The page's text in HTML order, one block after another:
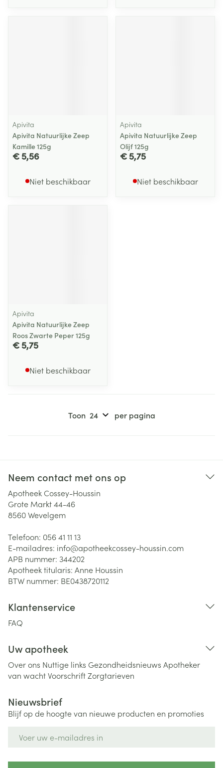
Apivita
Apivita Natuurlijke Zeep
Kamille 125g
€ 5,56
Niet beschikbaar
Apivita
Apivita Natuurlijke Zeep
Olijf 125g
€ 5,75
Niet beschikbaar
Apivita
Apivita Natuurlijke Zeep
Roos Zwarte Peper 125g
€ 5,75
Niet beschikbaar
Toon per pagina
Neem contact met ons op
Apotheek Cossey-Houssin
Grote Markt 44-46
8560Wevelgem
Telefoon: 056 41 11 13
E-mailadres: info@apotheekcossey-houssin.com
APB nummer: 344202
Apotheek titularis: Anne Houssin
BTW nummer: BE0438720112
Klantenservice
FAQ
Uw apotheek
Over ons Nuttige links Gezondheidsnieuws Apotheker
van wachtVoorschriftZorgtarieven
Nieuwsbrief
Blijf op de hoogte van nieuwe producten en promoties